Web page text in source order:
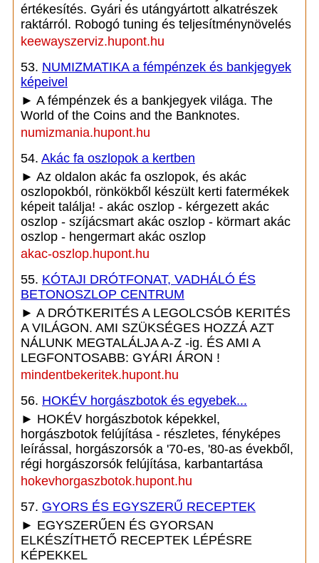
értékesítés. Gyári és utángyártott alkatrészek
raktárról. Robogó tuning és teljesítménynövelés
keewayszerviz.hupont.hu
53. NUMIZMATIKA a fémpénzek és bankjegyek
képeivel
► A fémpénzek és a bankjegyek világa. The
World of the Coins and the Banknotes.
numizmania.hupont.hu
54. Akác fa oszlopok a kertben
► Az oldalon akác fa oszlopok, és akác
oszlopokból, rönkökből készült kerti fatermékek
képeit találja! - akác oszlop - kérgezett akác
oszlop - szíjácsmart akác oszlop - körmart akác
oszlop - hengermart akác oszlop
akac-oszlop.hupont.hu
55. KÓTAJI DRÓTFONAT, VADHÁLÓ ÉS
BETONOSZLOP CENTRUM
► A DRÓTKERITÉS A LEGOLCSÓB KERITÉS
A VILÁGON. AMI SZÜKSÉGES HOZZÁ AZT
NÁLUNK MEGTALÁLJA A-Z -ig. ÉS AMI A
LEGFONTOSABB: GYÁRI ÁRON !
mindentbekeritek.hupont.hu
56. HOKÉV horgászbotok és egyebek...
► HOKÉV horgászbotok képekkel,
horgászbotok felújítása - részletes, fényképes
leírással, horgászorsók a '70-es, '80-as évekből,
régi horgászorsók felújítása, karbantartása
hokevhorgaszbotok.hupont.hu
57. GYORS ÉS EGYSZERŰ RECEPTEK
► EGYSZERŰEN ÉS GYORSAN
ELKÉSZÍTHETŐ RECEPTEK LÉPÉSRE
KÉPEKKEL